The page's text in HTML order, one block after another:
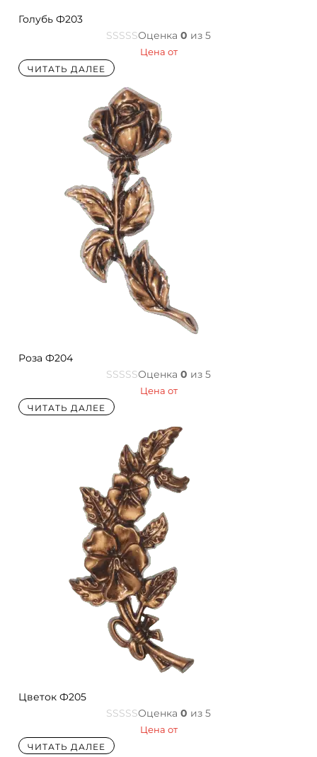
Голубь Ф203
Оценка 0 из 5
Цена от
ЧИТАТЬ ДАЛЕЕ
Роза Ф204
Оценка 0 из 5
Цена от
ЧИТАТЬ ДАЛЕЕ
Цветок Ф205
Оценка 0 из 5
Цена от
ЧИТАТЬ ДАЛЕЕ